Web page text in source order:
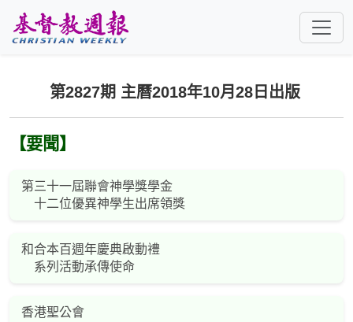
第2827期 主曆2018年10月28日出版
【要聞】
第三十一屆聯會神學獎學金
十二位優異神學生出席領獎
和合本百週年慶典啟動禮
系列活動承傳使命
香港聖公會